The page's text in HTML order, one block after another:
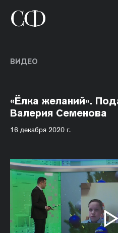
ВИДЕО
«Ёлка желаний».
Валерия Семенова
16 декабря 2020 г.